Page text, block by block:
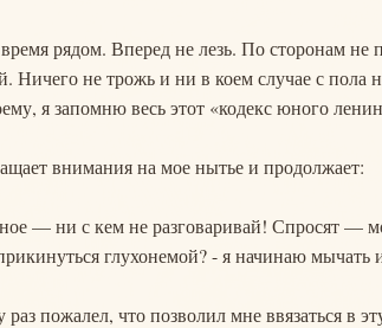
рядом. Вперед не лезь. По сторонам не
Ничего не трожь и ни в коем случае с пола
я запомню весь этот «кодекс юного
внимания на мое нытье и продолжает:
— ни с кем не разговаривай! Спросят —
глухонемой? - я начинаю мычать
пожалел, что позволил мне ввязаться в